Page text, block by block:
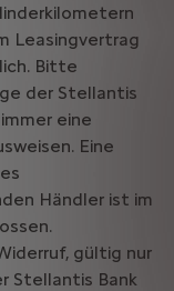
Leasingvertrag
Bitte
der Stellantis
eine
Eine
Händler ist im
gültig nur
Stellantis Bank